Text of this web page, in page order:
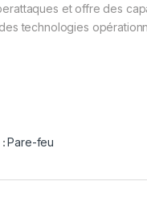
et offre des
technologies
:Pare-feu